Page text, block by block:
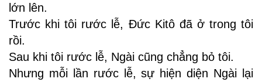
lớn lên.
Trước khi tôi rước lễ, Ðức Kitô đã ở trong tôi
rồi.
Sau khi tôi rước lễ, Ngài cũng chẳng bỏ tôi.
Nhưng mỗi lần rước lễ, sự hiện diện Ngài lại